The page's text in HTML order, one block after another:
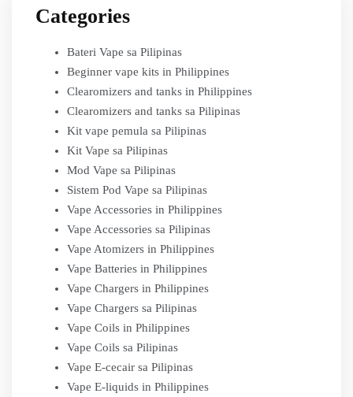
Categories
Bateri Vape sa Pilipinas
Beginner vape kits in Philippines
Clearomizers and tanks in Philippines
Clearomizers and tanks sa Pilipinas
Kit vape pemula sa Pilipinas
Kit Vape sa Pilipinas
Mod Vape sa Pilipinas
Sistem Pod Vape sa Pilipinas
Vape Accessories in Philippines
Vape Accessories sa Pilipinas
Vape Atomizers in Philippines
Vape Batteries in Philippines
Vape Chargers in Philippines
Vape Chargers sa Pilipinas
Vape Coils in Philippines
Vape Coils sa Pilipinas
Vape E-cecair sa Pilipinas
Vape E-liquids in Philippines